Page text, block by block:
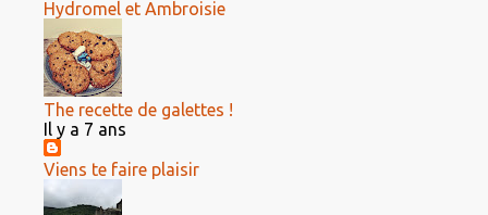
Hydromel et Ambroisie
The recette de galettes !
Il y a 7 ans
Viens te faire plaisir